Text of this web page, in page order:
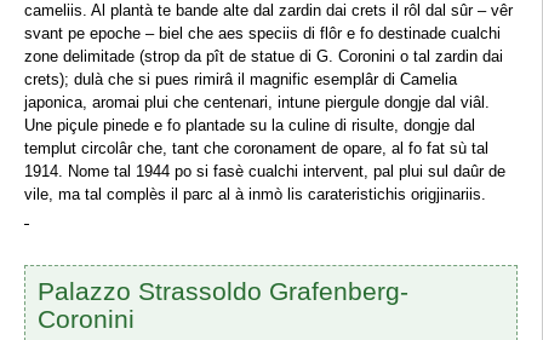
cameliis. Al plantà te bande alte dal zardin dai crets il rôl dal sûr – vêr
svant pe epoche – biel che aes speciis di flôr e fo destinade cualchi
zone delimitade (strop da pît de statue di G. Coronini o tal zardin dai
crets); dulà che si pues rimirâ il magnific esemplâr di Camelia
japonica, aromai plui che centenari, intune piergule dongje dal viâl.
Une piçule pinede e fo plantade su la culine di risulte, dongje dal
templut circolâr che, tant che coronament de opare, al fo fat sù tal
1914. Nome tal 1944 po si fasè cualchi intervent, pal plui sul daûr de
vile, ma tal complès il parc al à inmò lis carateristichis origjinariis.
Palazzo Strassoldo Grafenberg-
Coronini